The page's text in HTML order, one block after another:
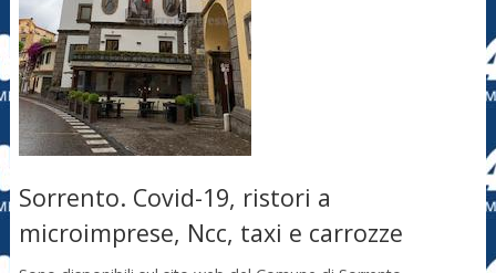
Sorrento. Covid-19, ristori a
microimprese, Ncc, taxi e carrozze